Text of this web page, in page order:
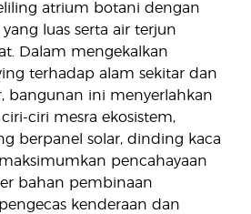
atrium botani dengan
luas serta air terjun
Dalam mengekalkan
terhadap alam sekitar dan
bangunan ini menyerlahkan
ciri mesra ekosistem,
berpanel solar, dinding kaca
pencahayaan
bahan pembinaan
kenderaan dan